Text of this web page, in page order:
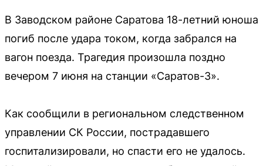
В Заводском районе Саратова 18-летний юноша
погиб после удара током, когда забрался на
вагон поезда. Трагедия произошла поздно
вечером 7 июня на станции «Саратов-3».
Как сообщили в региональном следственном
управлении СК России, пострадавшего
госпитализировали, но спасти его не удалось.